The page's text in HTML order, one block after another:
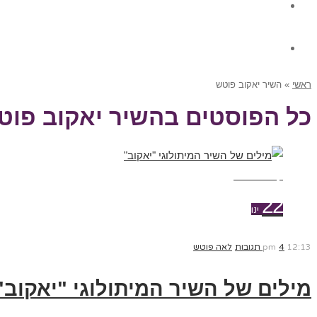
ראשי » השיר יאקוב פוטש
כל הפוסטים בהשיר יאקוב
22 ינו
12:13 pm 4 תגובות לאה פוטש
מילים של השיר המיתולוגי